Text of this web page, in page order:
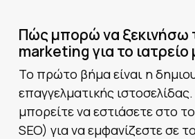
Πώς μπορώ να ξεκινήσω
marketing για το ιατρείο
Το πρώτο βήμα είναι η
επαγγελματικής
μπορείτε να εστιάσετε στο
SEO) για να εμφανίζεστε σε